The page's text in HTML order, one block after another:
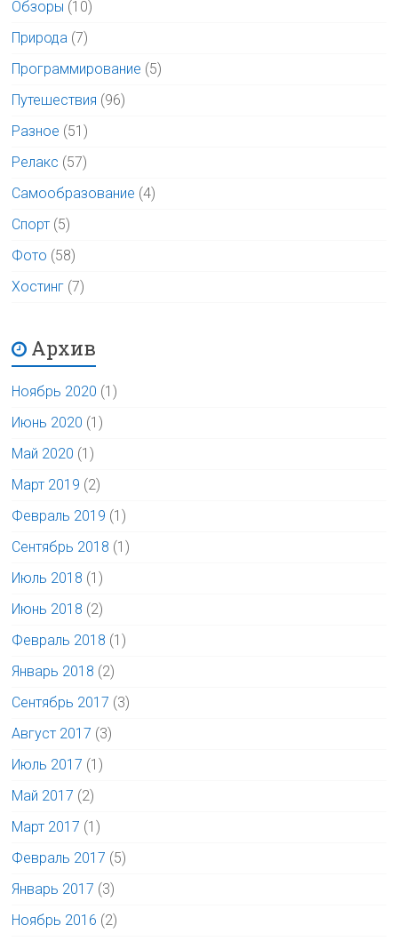
Обзоры (10)
Природа (7)
Программирование (5)
Путешествия (96)
Разное (51)
Релакс (57)
Самообразование (4)
Спорт (5)
Фото (58)
Хостинг (7)
Архив
Ноябрь 2020 (1)
Июнь 2020 (1)
Май 2020 (1)
Март 2019 (2)
Февраль 2019 (1)
Сентябрь 2018 (1)
Июль 2018 (1)
Июнь 2018 (2)
Февраль 2018 (1)
Январь 2018 (2)
Сентябрь 2017 (3)
Август 2017 (3)
Июль 2017 (1)
Май 2017 (2)
Март 2017 (1)
Февраль 2017 (5)
Январь 2017 (3)
Ноябрь 2016 (2)